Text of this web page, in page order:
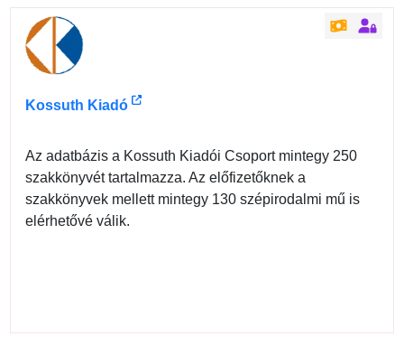
Kossuth Kiadó
Az adatbázis a Kossuth Kiadói Csoport mintegy 250
szakkönyvét tartalmazza. Az előfizetőknek a
szakkönyvek mellett mintegy 130 szépirodalmi mű is
elérhetővé válik.